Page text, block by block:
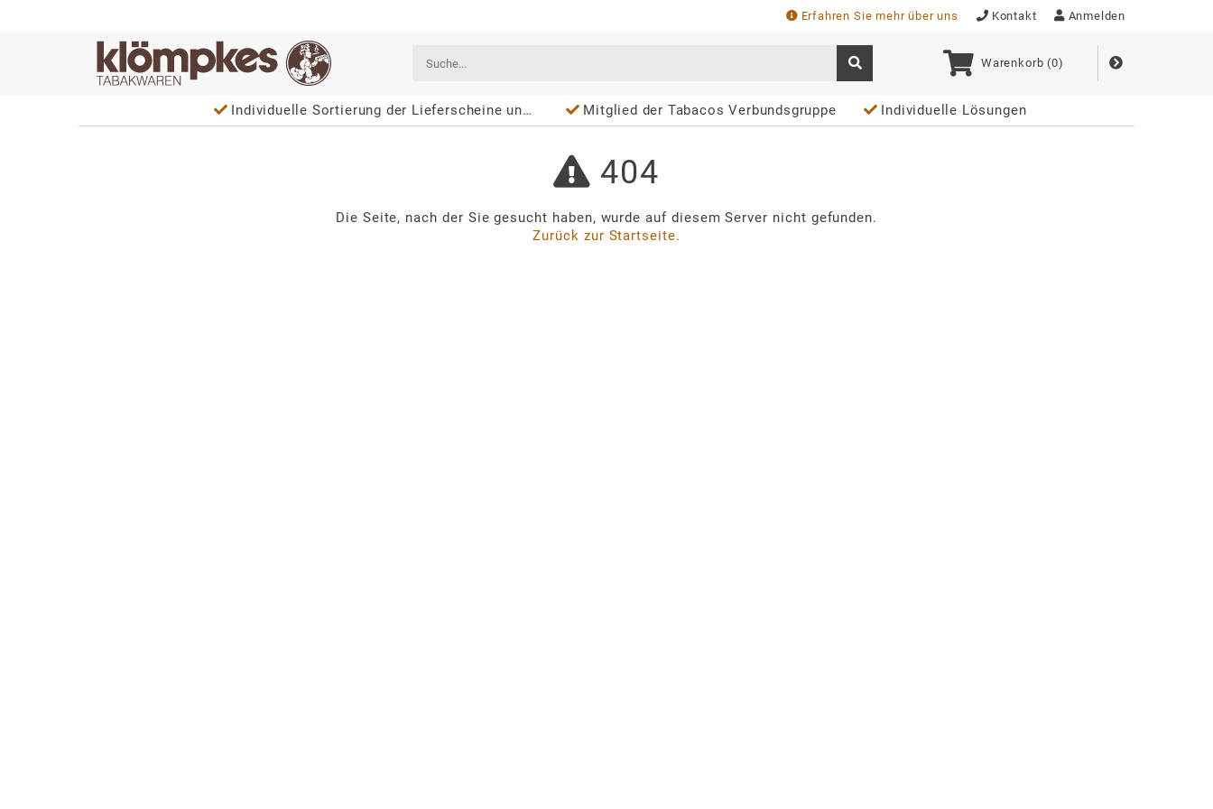
Erfahren Sie mehr über uns Kontakt Anmelden
Warenkorb (0)
Individuelle Sortierung der Lieferscheine und Rechnungen Mitglied der Tabacos Verbundsgruppe Individuelle Lösungen
404
Die Seite, nach der Sie gesucht haben, wurde auf diesem Server nicht gefunden.
Zurück zur Startseite.